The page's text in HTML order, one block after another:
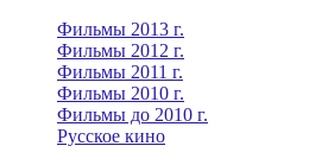
Фильмы 2013 г.
Фильмы 2012 г.
Фильмы 2011 г.
Фильмы 2010 г.
Фильмы до 2010 г.
Русское кино